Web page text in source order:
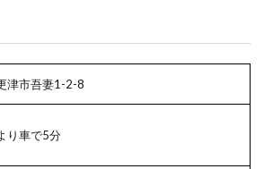
津市吾妻1-2-8
り車で5分